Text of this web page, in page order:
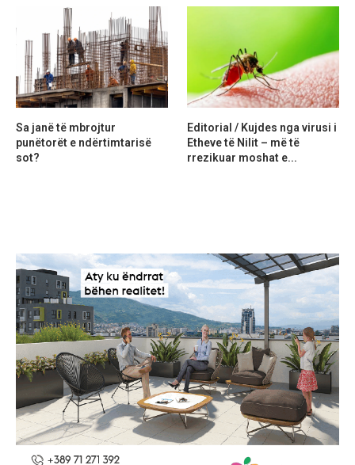
Sa janë të mbrojtur
punëtorët e ndërtimtarisë
sot?
Editorial / Kujdes nga virusi i
Etheve të Nilit – më të
rrezikuar moshat e...